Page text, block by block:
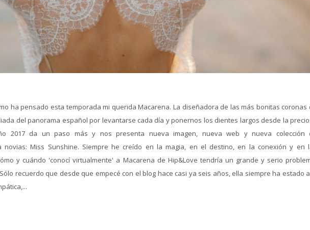
ha pensado esta temporada mi querida Macarena. La diseñadora de las más bonitas coronas
del panorama español por levantarse cada día y ponernos los dientes largos desde la
2017 da un paso más y nos presenta nueva imagen, nueva web y nueva colección
novias: Miss Sunshine. Siempre he creído en la magia, en el destino, en la conexión y en
y cuándo 'conocí virtualmente' a Macarena de Hip&Love tendría un grande y serio
recuerdo que desde que empecé con el blog hace casi ya seis años, ella siempre ha estado